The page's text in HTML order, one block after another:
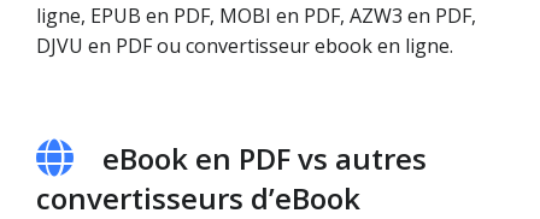
ligne, EPUB en PDF, MOBI en PDF, AZW3 en PDF,
DJVU en PDF ou convertisseur ebook en ligne.
eBook en PDF vs autres
convertisseurs d’eBook